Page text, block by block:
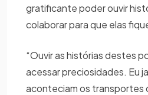
gratificante poder ouvir
colaborar para que elas
“Ouvir as histórias destes
acessar preciosidades. Eu
aconteciam os transportes